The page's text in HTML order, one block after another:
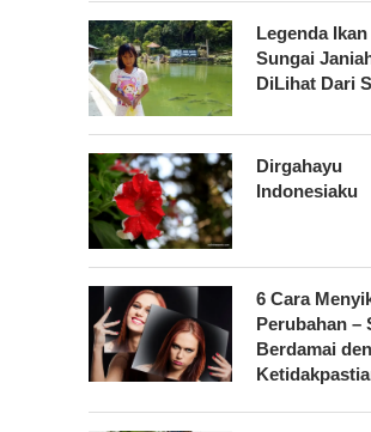
Legenda
Sungai
DiLihat Dari
Dirgahayu
Indonesiaku
6 Cara
Perubahan –
Berdamai